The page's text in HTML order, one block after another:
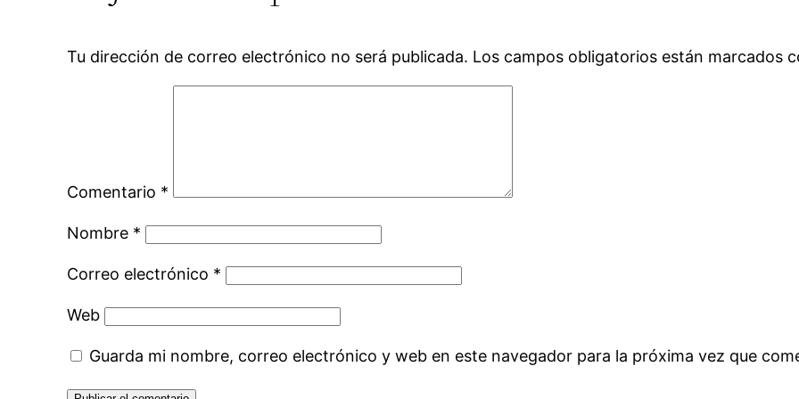
Tu dirección de correo electrónico no será publicada. Los campos obligatorios están marcados
Comentario *
Nombre *
Correo electrónico *
Web
Guarda mi nombre, correo electrónico y web en este navegador para la próxima vez que